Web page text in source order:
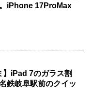
iPhone 17ProMax
】iPad 7のガラス割
鉄岐阜駅前のクイッ